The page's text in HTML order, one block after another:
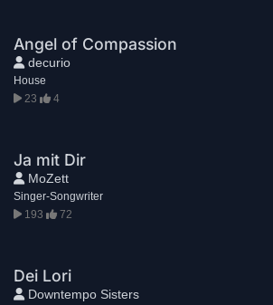
Angel of Compassion
decurio
House
23
4
Ja mit Dir
MoZett
Singer-Songwriter
193
72
Dei Lori
Downtempo Sisters